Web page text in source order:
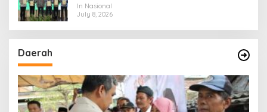
Sinapad-Sesai
In Nasional
July 8, 2026
Daerah